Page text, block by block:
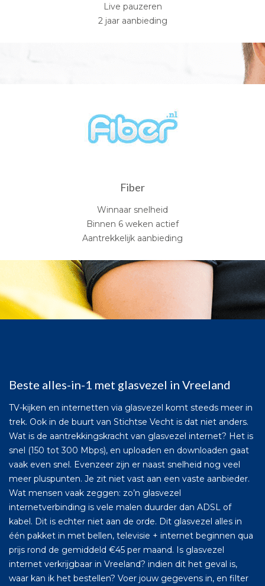
Live pauzeren
2 jaar aanbieding
Fiber
Winnaar snelheid
Binnen 6 weken actief
Aantrekkelijk aanbieding
Beste alles-in-1 met glasvezel in Vreeland
TV-kijken en internetten via glasvezel komt steeds meer in
trek. Ook in de buurt van Stichtse Vecht is dat niet anders.
Wat is de aantrekkingskracht van glasvezel internet? Het is
snel (150 tot 300 Mbps), en uploaden en downloaden gaat
vaak even snel. Evenzeer zijn er naast snelheid nog veel
meer pluspunten. Je zit niet vast aan een vaste aanbieder.
Wat mensen vaak zeggen: zo’n glasvezel
internetverbinding is vele malen duurder dan ADSL of
kabel. Dit is echter niet aan de orde. Dit glasvezel alles in
één pakket in met bellen, televisie + internet beginnen qua
prijs rond de gemiddeld €45 per maand. Is glasvezel
internet verkrijgbaar in Vreeland? indien dit het geval is,
waar kan ik het bestellen? Voer jouw gegevens in, en filter